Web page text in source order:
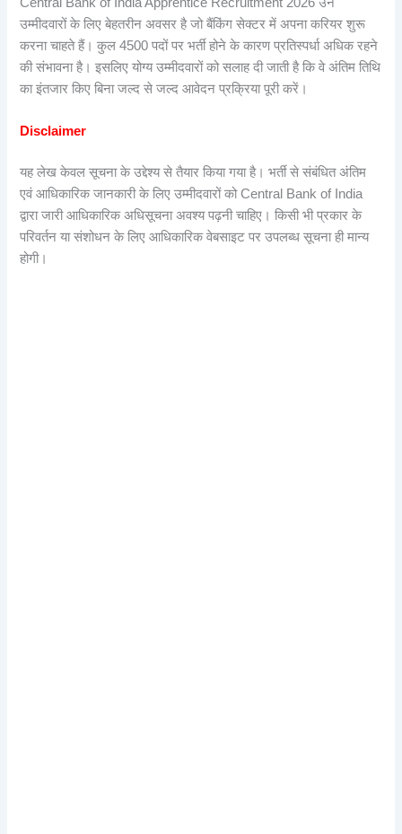
उम्मीदवारों के लिए बेहतरीन अवसर है जो बैंकिंग सेक्टर में अपना करियर शुरू
करना चाहते हैं। कुल 4500 पदों पर भर्ती होने के कारण प्रतिस्पर्धा अधिक रहने
की संभावना है। इसलिए योग्य उम्मीदवारों को सलाह दी जाती है कि वे अंतिम तिथि
का इंतजार किए बिना जल्द से जल्द आवेदन प्रक्रिया पूरी करें।
Disclaimer
यह लेख केवल सूचना के उद्देश्य से तैयार किया गया है। भर्ती से संबंधित अंतिम
एवं आधिकारिक जानकारी के लिए उम्मीदवारों को Central Bank of India
द्वारा जारी आधिकारिक अधिसूचना अवश्य पढ़नी चाहिए। किसी भी प्रकार के
परिवर्तन या संशोधन के लिए आधिकारिक वेबसाइट पर उपलब्ध सूचना ही मान्य
होगी।